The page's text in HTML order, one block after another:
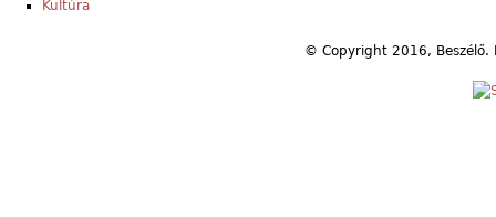
Kultúra
© Copyright 2016,